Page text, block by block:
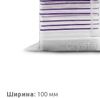
Ширина: 100 мм